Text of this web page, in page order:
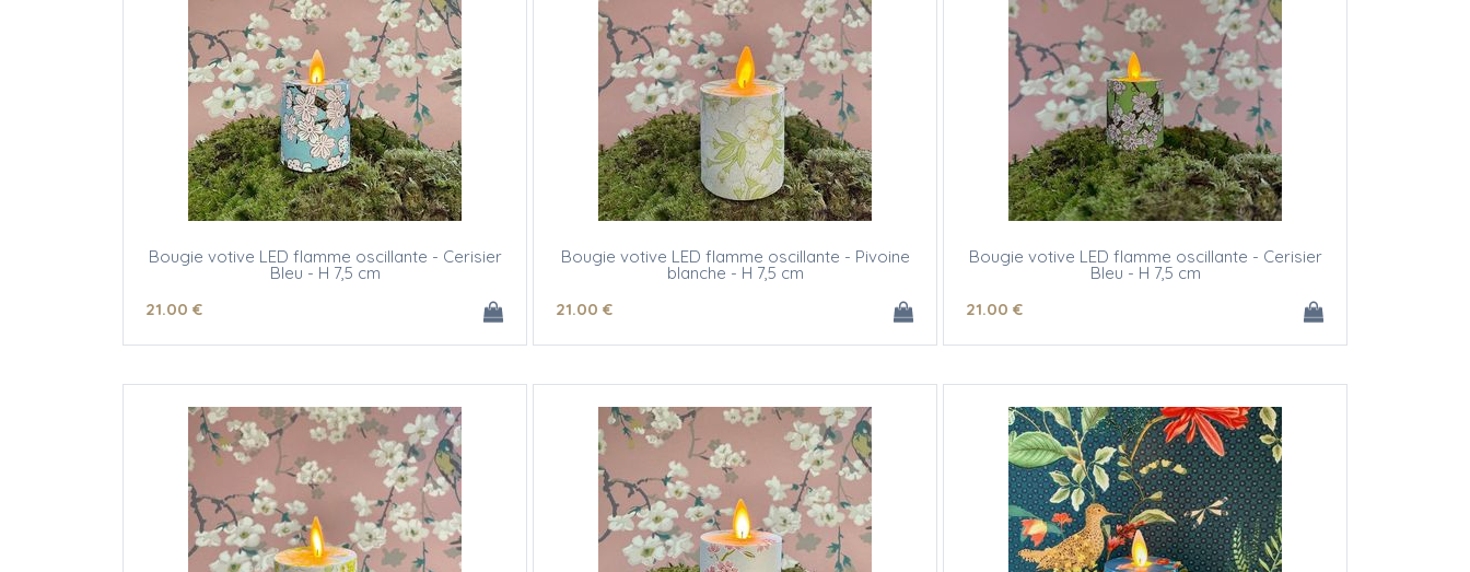
Bougie votive LED flamme oscillante - Cerisier
Bleu - H 7,5 cm
21.00 €
Bougie votive LED flamme oscillante - Pivoine
blanche - H 7,5 cm
21.00 €
Bougie votive LED flamme oscillante - Cerisier
Bleu - H 7,5 cm
21.00 €